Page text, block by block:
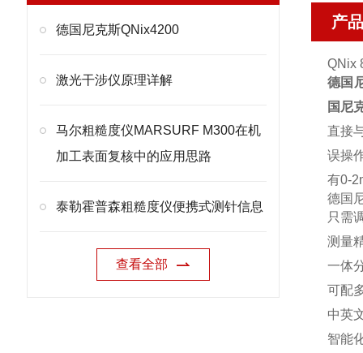
德国尼克斯QNix4200
激光干涉仪原理详解
马尔粗糙度仪MARSURF M300在机
加工表面复核中的应用思路
泰勒霍普森粗糙度仪便携式测针信息
查看全部
产
QNix
德国
国尼
直接
误操
有0-
德国
只需
测量
一体
可配
中英
智能